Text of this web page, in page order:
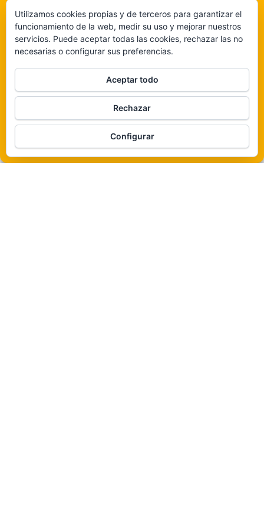
consentimiento puede afectar negativamente a determinadas características y
funciones.
De ninguna manera
Veámos que hay aquí
Política de cookies
WordPress |Tema:
Utilizamos cookies propias y de terceros para garantizar el
funcionamiento de la web, medir su uso y mejorar nuestros
servicios. Puede aceptar todas las cookies, rechazar las no
necesarias o configurar sus preferencias.
Aceptar todo
Rechazar
Configurar